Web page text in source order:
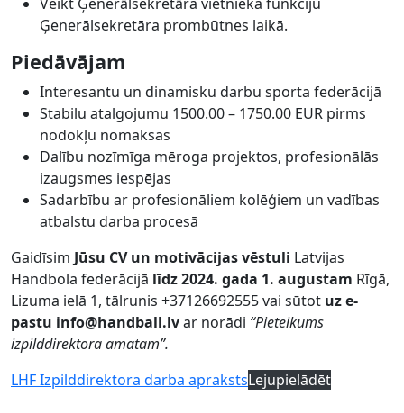
Ģenerālsekretāra prombūtnes laikā.
Piedāvājam
Interesantu un dinamisku darbu sporta federācijā
Stabilu atalgojumu 1500.00 – 1750.00 EUR pirms
nodokļu nomaksas
Dalību nozīmīga mēroga projektos, profesionālās
izaugsmes iespējas
Sadarbību ar profesionāliem kolēģiem un vadības
atbalstu darba procesā
Gaidīsim Jūsu CV un motivācijas vēstuli Latvijas
Handbola federācijā līdz 2024. gada 1. augustam Rīgā,
Lizuma ielā 1, tālrunis +37126692555 vai sūtot uz e-
pastu info@handball.lvar norādi “Pieteikums
izpilddirektora amatam”.
LHF Izpilddirektora darba aprakstsLejupielādēt